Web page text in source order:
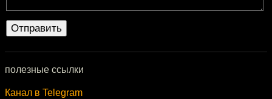
полезные ссылки
Канал в Telegram